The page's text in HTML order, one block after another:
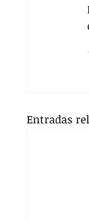
Entradas